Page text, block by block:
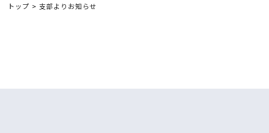
トップ >支部よりお知らせ